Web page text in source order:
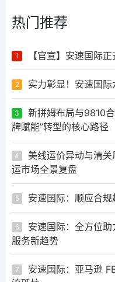
热门推荐
1 【官宣】安速国际
2 实力彰显！安速国
3
新拼姆布局与9810
牌赋能”转型的核心路径
4
美线运价异动与清
运市场全景复盘
5 安速国际：顺应合
6
安速国际：全方位
服务新趋势
7
安速国际：亚马逊